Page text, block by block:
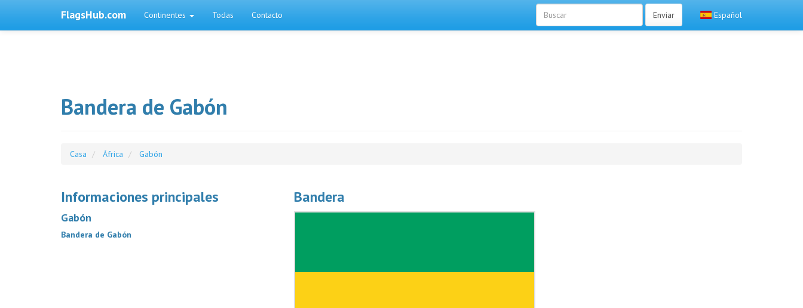
FlagsHub.com Continentes Todas Contacto Español
Enviar
Bandera de Gabón
Casa África Gabón
Informaciones principales
Gabón
Bandera de Gabón
Bandera